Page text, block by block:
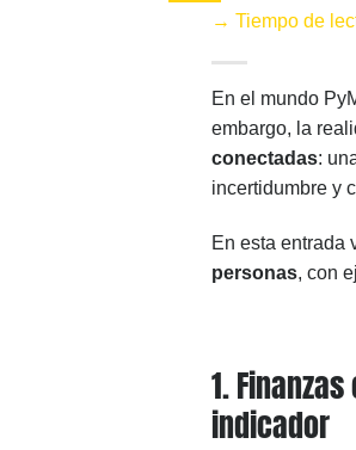
→ Tiempo de
En el mundo
embargo, la
conectadas:
incertidumbre y
En esta entrada
personas, con
1.
indicador